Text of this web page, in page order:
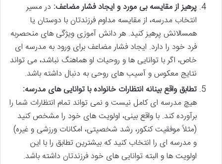
پرهیز از مقایسه بی مورد و ایجاد فشار مضاعف: در مسیر
انتخاب مدرسه، از مقایسه مداوم فرزندتان با دوستان یا
همسالانش پرهیز کنید. هر دانش آموزی ویژگی های منحصربه
فرد خود را دارد. ایجاد فشار مضاعف برای ورود به مدرسه ای
خاص، اگر با توانایی ها و روحیات او هماهنگ نباشد، می تواند
نتایج معکوس و آسیب های روحی به دنبال داشته باشد.
تطابق واقع بینانه انتظارات خانواده با توانایی های مدرسه:
هیچ مدرسه ای کامل نیست و نمی تواند تمام انتظارات شما را
برآورده کند. با واقع بینی، اولویت های خود را مشخص کنید
(مثلاً موفقیت کنکور، رشد شخصیتی، امکانات ورزشی و غیره)
و مدرسه ای را انتخاب کنید که بیشترین تطابق را با این
اولویت ها و البته توانایی های خود فرزندتان داشته باشد.